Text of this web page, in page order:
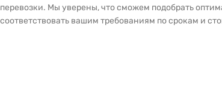
перевозки. Мы уверены, что сможем подобрать
соответствовать вашим требованиям по срокам и